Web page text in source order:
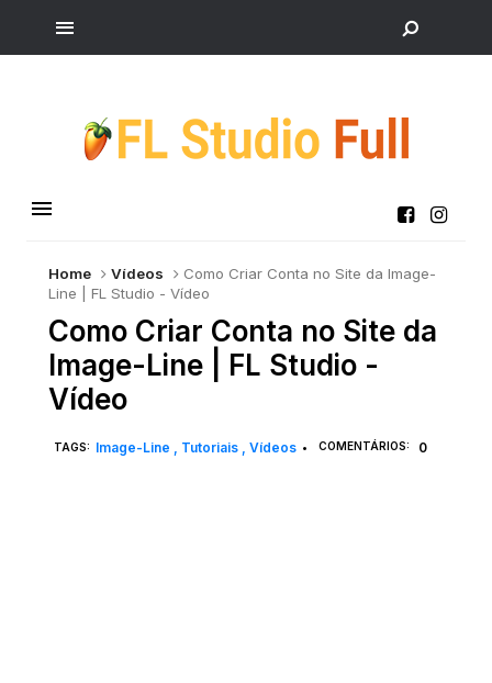
Home Vídeos
Como Criar Conta no Site da Image-
Line | FL Studio - Vídeo
Como Criar Conta no Site da
Image-Line | FL Studio -
Vídeo
TAGS: Image-Line Tutoriais Vídeos • COMENTÁRIOS: 0